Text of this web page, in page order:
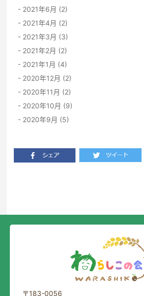
2021年6月 (2)
2021年4月 (2)
2021年3月 (3)
2021年2月 (2)
2021年1月 (4)
2020年12月 (2)
2020年11月 (2)
2020年10月 (9)
2020年9月 (5)
〒183-0056